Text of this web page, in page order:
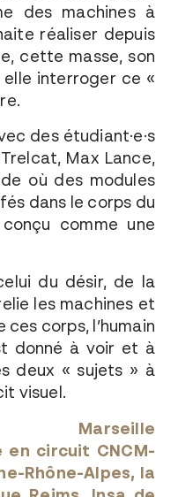
des machines à
réaliser depuis
cette masse, son
elle interroger ce «
des étudiant·e·s
Max Lance,
où des modules
dans le corps du
comme une
du désir, de la
les machines et
corps, l’humain
donné à voir et à
deux « sujets » à
visuel.
Marseille
en circuit CNCM-
Rhône-Alpes, la